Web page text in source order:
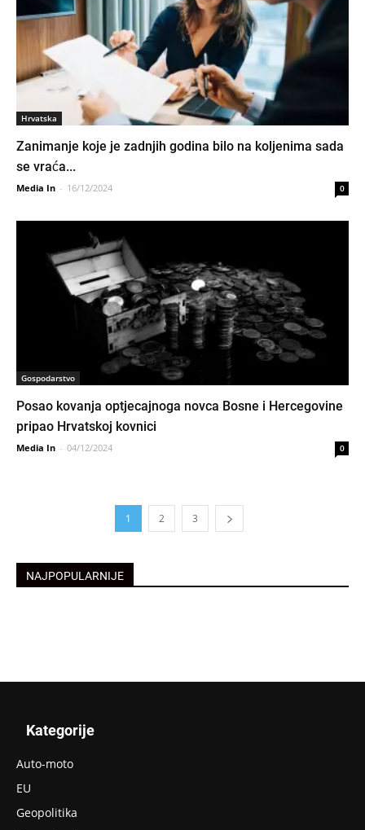
Hrvatska
Zanimanje koje je zadnjih godina bilo na koljenima sada
se vraća...
Media In - 16/12/2024 0
Gospodarstvo
Posao kovanja optjecajnoga novca Bosne i Hercegovine
pripao Hrvatskoj kovnici
Media In - 04/12/2024 0
1 2 3
NAJPOPULARNIJE
Kategorije
Auto-moto
EU
Geopolitika